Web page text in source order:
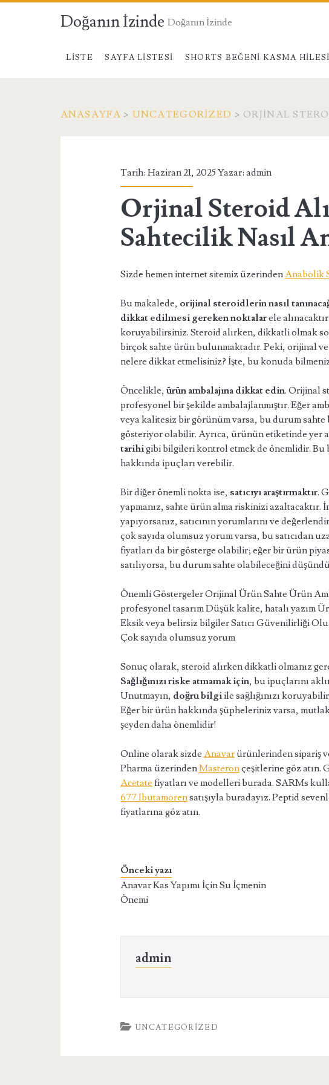
Doğanın İzinde Doğanın İzinde
LISTE SAYFA LISTESI SHORTS BEĞENI KASMA
ANASAYFA > UNCATEGORIZED > ORJINAL
Tarih: Haziran 21, 2025 Yazar:admin
Orjinal Steroid
Sahtecilik Nasıl
Sizde hemen internet sitemiz üzerindenAnabolik
Bu makalede, orijinal steroidlerin nasıl
dikkat edilmesi gereken noktalarele
koruyabilirsiniz. Steroid alırken, dikkatli olmak
birçok sahte ürün bulunmaktadır. Peki, orijinal
nelere dikkat etmelisiniz? İşte, bu konuda
Öncelikle,ürün ambalajına dikkat edin. Orijinal
profesyonel bir şekilde ambalajlanmıştır. Eğer
veya kalitesiz bir görünüm varsa, bu durum
gösteriyor olabilir. Ayrıca, ürünün etiketinde yer
tarihigibi bilgileri kontrol etmek de önemlidir.
hakkında ipuçları verebilir.
Bir diğer önemli nokta ise, satıcıyı araştırmaktır.
yapmanız, sahte ürün alma riskinizi azaltacaktır.
yapıyorsanız, satıcının yorumlarını ve
çok sayıda olumsuz yorum varsa, bu satıcıdan
fiyatları da bir gösterge olabilir; eğer bir ürün
satılıyorsa, bu durum sahte olabileceğini
Önemli Göstergeler Orijinal Ürün Sahte Ürün
profesyonel tasarım Düşük kalite, hatalı yazım
Eksik veya belirsiz bilgiler Satıcı Güvenilirliği
Çok sayıda olumsuz yorum
Sonuç olarak, steroid alırken dikkatli olmanız
Sağlığınızı riske atmamak için, bu ipuçlarını
Unutmayın, doğru bilgiile sağlığınızı
Eğer bir ürün hakkında şüpheleriniz varsa,
şeyden daha önemlidir!
Online olarak sizdeAnavarürünlerinden sipariş
Pharma üzerindenMasteronçeşitlerine göz
Acetate fiyatları ve modelleri burada. SARMs
677 Ibutamorensatışıyla buradayız. Peptid
fiyatlarına göz atın.
Önceki yazı
Anavar Kas Yapımı İçin Su İçmenin
Önemi
admin
UNCATEGORIZED